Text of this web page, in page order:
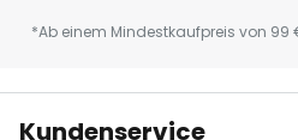
*Ab einem Mindestkaufpreis von
Kundenservice